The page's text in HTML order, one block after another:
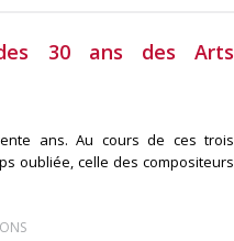
30 ans des Arts
ans. Au cours de ces trois
oubliée, celle des compositeurs